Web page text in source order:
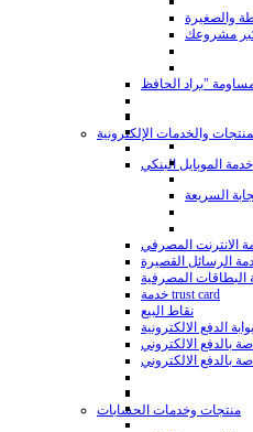
والصغيرة
مشروعك
والخدمات الإلكترونية
خدمة الموبايل البنكي
السريعة
الانترنت المصرفي
الرسائل القصيرة
البطاقات المصرفية
خدمة trust card
نقاط البيع
بوابة الدفع الالكترونية
بالدفع الالكتروني
بالدفع الالكتروني
منتجات وخدمات الحسابات